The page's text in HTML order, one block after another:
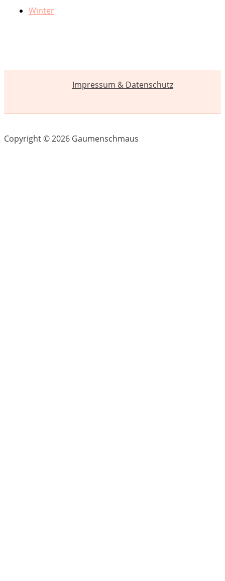
Winter
Impressum & Datenschutz
Copyright © 2026 Gaumenschmaus